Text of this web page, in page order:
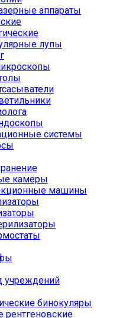
аппараты
лупы
системы
камеры
машины
учреждений
бинокуляры
рентгеновские